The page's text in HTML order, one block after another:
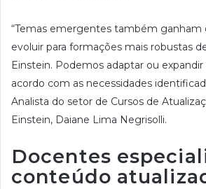
“Temas emergentes também ganham
evoluir para formações mais robustas
Einstein. Podemos adaptar ou
acordo com as necessidades
Analista do setor de Cursos de
Einstein, Daiane Lima Negrisolli.
Docentes
conteúdo